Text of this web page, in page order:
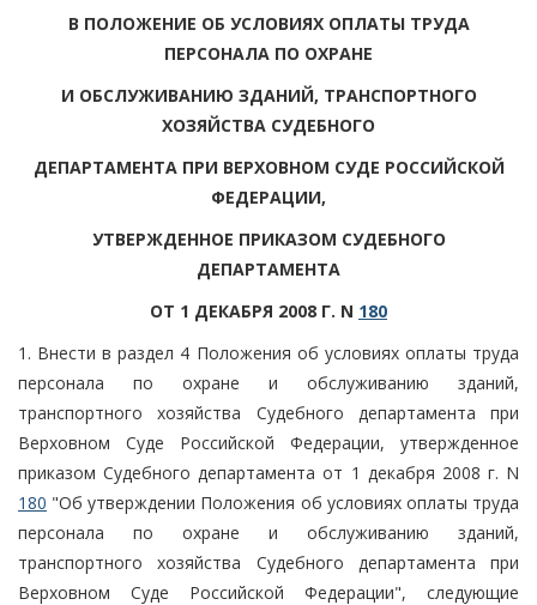
В ПОЛОЖЕНИЕ ОБ УСЛОВИЯХ ОПЛАТЫ ТРУДА
ПЕРСОНАЛА ПО ОХРАНЕ
И ОБСЛУЖИВАНИЮ ЗДАНИЙ, ТРАНСПОРТНОГО
ХОЗЯЙСТВА СУДЕБНОГО
ДЕПАРТАМЕНТА ПРИ ВЕРХОВНОМ СУДЕ РОССИЙСКОЙ
ФЕДЕРАЦИИ,
УТВЕРЖДЕННОЕ ПРИКАЗОМ СУДЕБНОГО
ДЕПАРТАМЕНТА
ОТ 1 ДЕКАБРЯ 2008 Г. N 180
1. Внести в раздел 4 Положения об условиях оплаты труда
персонала по охране и обслуживанию зданий,
транспортного хозяйства Судебного департамента при
Верховном Суде Российской Федерации, утвержденное
приказом Судебного департамента от 1 декабря 2008 г. N
180 "Об утверждении Положения об условиях оплаты труда
персонала по охране и обслуживанию зданий,
транспортного хозяйства Судебного департамента при
Верховном Суде Российской Федерации", следующие